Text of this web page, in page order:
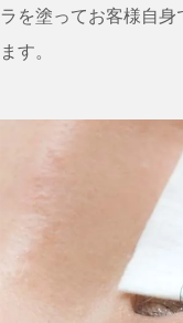
ラを塗ってお客様自
ます。